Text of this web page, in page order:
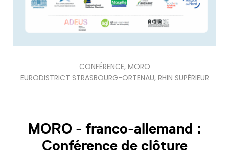
CONFÉRENCE, MORO
EURODISTRICT STRASBOURG-ORTENAU, RHIN SUPÉRIEUR
MORO - franco-allemand :
Conférence de clôture